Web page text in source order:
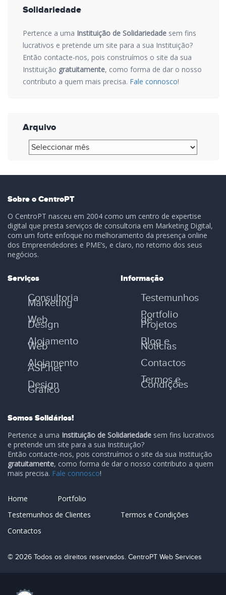
Solidariedade
Pertence a uma Instituição de Solidariedade sem fins
lucrativos e pretende um site para a sua Instituição?
Então contacte-nos, pois construímos o site da sua
Instituição gratuitamente, como forma de dar o nosso
contributo a quem mais precisa. Fale connosco!
Arquivo
Sobre o CentroPT
O CentroPT nasceu em 2004 como um centro de expertise
digital que presta serviços de consultoria em Marketing Digital,
com um forte enfoque no melhoramento da presença online
dos Empreendedores e PME’s, e claro, no retorno dos seus
negócios.
Serviços
Consultoria
Marketing
Web
Design
Alojamento
Web
Alojamento
ASP.net
Design
Gráfico
Informação
Testemunhos
Portfolio
de
Projetos
Blog e
Notícias
Contactos
Termos e
Condições
Somos Solidários!
Pertence a uma Instituição de Solidariedade sem fins lucrativos
e pretende um site para a sua Instituição?
Então contacte-nos, pois construímos o site da sua Instituição
gratuitamente, como forma de dar o nosso contributo a quem
mais precisa. Fale connosco!
Home
Portfolio
Testemunhos de Clientes
Termos e Condições
Contactos
© 2026 Todos os direitos reservados. CentroPT Web Services